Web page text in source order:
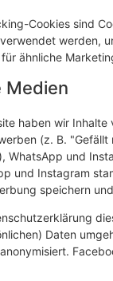
Cookies sind
werden,
ähnliche
Medien
haben wir
(z. B.
WhatsApp und
und Instagram
speichern
Daten